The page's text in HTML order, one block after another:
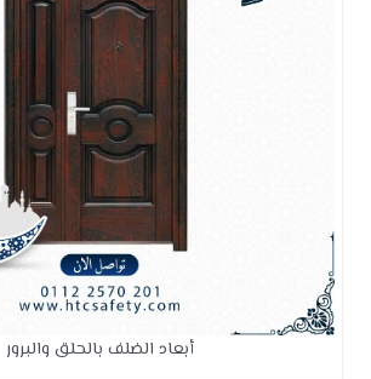
أبعاد الضلف بالحلق والبرور